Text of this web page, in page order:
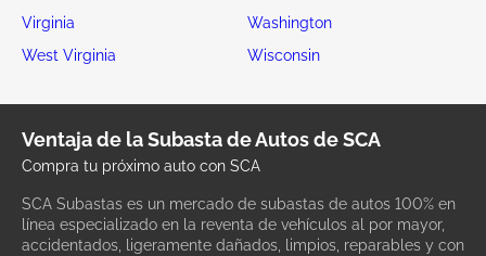
Virginia
Washington
West Virginia
Wisconsin
Ventaja de la Subasta de Autos de SCA
Compra tu próximo auto con SCA
SCA Subastas es un mercado de subastas de autos 100% en
línea especializado en la reventa de vehículos al por mayor,
accidentados, ligeramente dañados, limpios, reparables y con